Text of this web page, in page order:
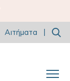
Αιτήματα